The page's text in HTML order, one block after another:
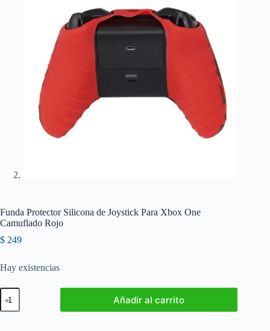
Funda Protector Silicona de Joystick Para Xbox One
Camuflado Rojo
$ 249
Hay existencias
Funda
Protector
Silicona
Añadir al carrito